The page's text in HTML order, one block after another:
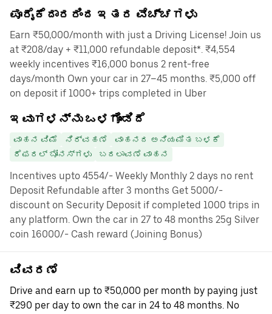
ಪೂರೈಕೆದಾರರಿಂದ ಇತರ ವೆಚ್ಚಗಳು
Earn ₹50,000/month with just a Driving License! Join us
at ₹208/day + ₹11,000 refundable deposit*. ₹4,554
weekly incentives ₹16,000 bonus 2 rent-free
days/month Own your car in 27–45 months. ₹5,000 off
on deposit if 1000+ trips completed in Uber
ಇವುಗಳನ್ನು ಒಳಗೊಂಡಿದೆ
ವಾಹನ ವಿಮೆ ನಿರ್ವಹಣೆ
ವಾಹನದ ಅನಿಯಮಿತ ಬಳಕೆ
ರೆಫರಲ್ ಬೋನಸ್‌ಗಳು
ಬದಲಾವಣೆ ವಾಹನ
Incentives upto 4554/- Weekly Monthly 2 days no rent
Deposit Refundable after 3 months Get 5000/-
discount on Security Deposit if completed 1000 trips in
any platform. Own the car in 27 to 48 months 25g Silver
coin 16000/- Cash reward (Joining Bonus)
ವಿವರಣೆ
Drive and earn up to ₹50,000 per month by paying just
₹290 per day to own the car in 24 to 48 months. No